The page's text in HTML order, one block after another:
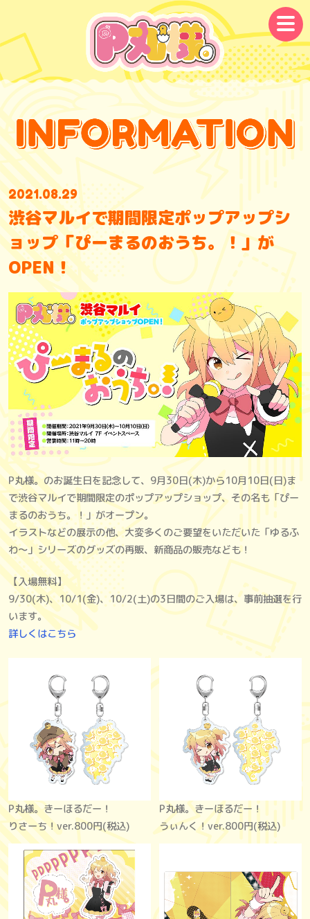
メ
ニ
ュ
ー
2021.08.29
渋谷マルイで期間限定ポップアップシ
ョップ「ぴーまるのおうち。！」が
OPEN！
P丸様。のお誕生日を記念して、9月30日(木)から10月10日(日)ま
で渋谷マルイで期間限定のポップアップショップ、その名も「ぴー
まるのおうち。！」がオープン。
イラストなどの展示の他、大変多くのご要望をいただいた「ゆるふ
わ～」シリーズのグッズの再販、新商品の販売なども！
【入場無料】
9/30(木)、10/1(金)、10/2(土)の3日間のご入場は、事前抽選を行
います。
詳しくはこちら
P丸様。きーほるだー！
りさーち！ver.800円(税込)
P丸様。きーほるだー！
うぃんく！ver.800円(税込)